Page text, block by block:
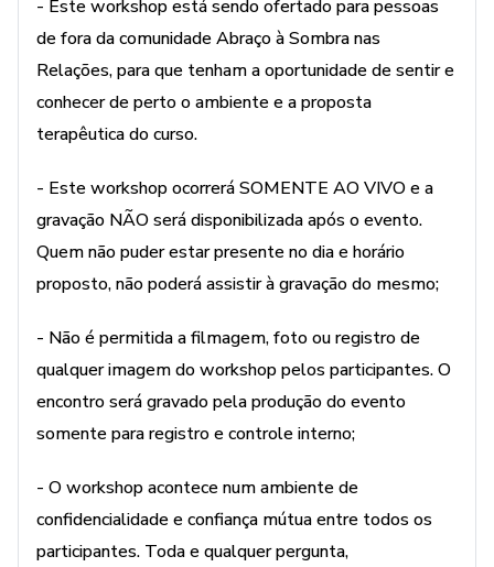
- Este workshop está sendo ofertado para pessoas
de fora da comunidade Abraço à Sombra nas
Relações, para que tenham a oportunidade de sentir e
conhecer de perto o ambiente e a proposta
terapêutica do curso.
- Este workshop ocorrerá SOMENTE AO VIVO e a
gravação NÃO será disponibilizada após o evento.
Quem não puder estar presente no dia e horário
proposto, não poderá assistir à gravação do mesmo;
- Não é permitida a filmagem, foto ou registro de
qualquer imagem do workshop pelos participantes. O
encontro será gravado pela produção do evento
somente para registro e controle interno;
- O workshop acontece num ambiente de
confidencialidade e confiança mútua entre todos os
participantes. Toda e qualquer pergunta,